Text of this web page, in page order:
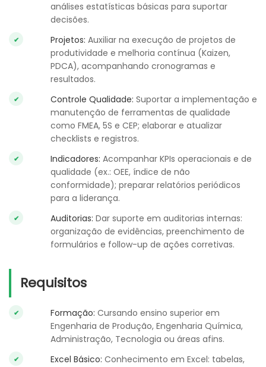
análises estatísticas básicas para suportar
decisões.
Projetos: Auxiliar na execução de projetos de
produtividade e melhoria contínua (Kaizen,
PDCA), acompanhando cronogramas e
resultados.
Controle Qualidade: Suportar a implementação e
manutenção de ferramentas de qualidade
como FMEA, 5S e CEP; elaborar e atualizar
checklists e registros.
Indicadores: Acompanhar KPIs operacionais e de
qualidade (ex.: OEE, índice de não
conformidade); preparar relatórios periódicos
para a liderança.
Auditorias: Dar suporte em auditorias internas:
organização de evidências, preenchimento de
formulários e follow-up de ações corretivas.
Requisitos
Formação: Cursando ensino superior em
Engenharia de Produção, Engenharia Química,
Administração, Tecnologia ou áreas afins.
Excel Básico: Conhecimento em Excel: tabelas,